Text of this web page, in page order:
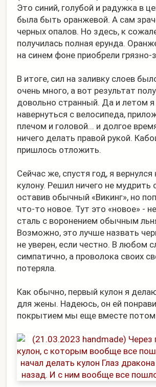
Это синий, голубой и радужка в
была быть оранжевой. А сам
черных опалов. Но здесь, к
получилась полная ерунда.
на синем фоне приобрели грязно-
В итоге, сил на заливку слоев
очень много, а вот результат
довольно странный. Да и летом я
навернуться с велосипеда,
плечом и головой... и долгое
ничего делать правой рукой.
пришлось отложить.
Сейчас же, спустя год, я вернулся
кулону. Решил ничего не мудрить
оставив обычный «Викинг», но
что-то новое. Тут это «новое» -
сталь с воронением обычным
Возможно, это лучше назвать
не уверен, если честно. В любом
симпатично, а проволока своих
потеряла.
Как обычно, первый кулон я
для жены. Надеюсь, он ей
покрытием мы еще вместе